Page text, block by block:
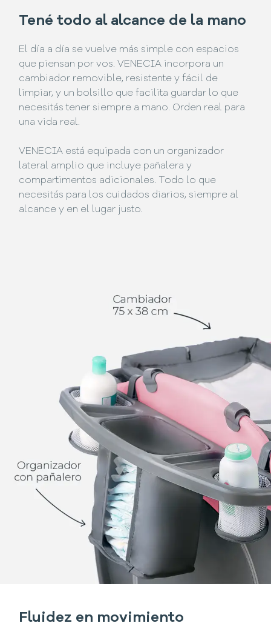
Tené todo al alcance de la mano
El día a día se vuelve más simple con espacios
que piensan por vos. VENECIA incorpora un
cambiador removible, resistente y fácil de
limpiar, y un bolsillo que facilita guardar lo que
necesitás tener siempre a mano. Orden real para
una vida real.
VENECIA está equipada con un organizador
lateral amplio que incluye pañalera y
compartimentos adicionales. Todo lo que
necesitás para los cuidados diarios, siempre al
alcance y en el lugar justo.
Fluidez en movimiento